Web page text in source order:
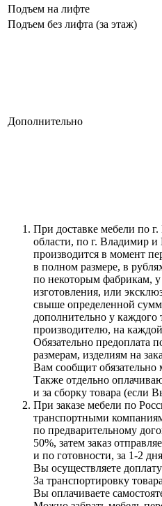
Подъем на лифте
Подъем без лифта (за этаж)
Дополнительно
При доставке мебели по
области, по г. Владимир и
производится в момент
в полном размере, в
по некоторым фабрикам,
изготовления, или
свыше определенной
дополнительно у каждого
производителю, на
Обязательно предоплата
размерам, изделиям на
Вам сообщит обязательно
Также отдельно
и за сборку товара (если
При заказе мебели по
транспортными
по предварительному
50%, затем заказ
и по готовности, за 1-2
Вы осуществляете
За транспортировку
Вы оплачиваете